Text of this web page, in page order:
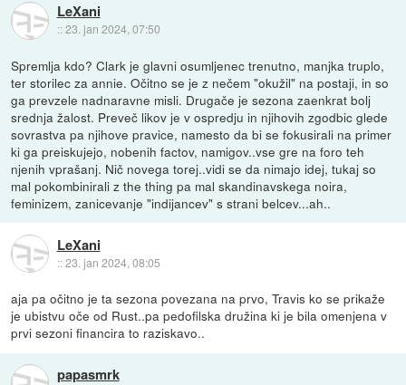
LeXani
::23. jan 2024, 07:50
Spremlja kdo? Clark je glavni osumljenec trenutno, manjka truplo,
ter storilec za annie. Očitno se je z nečem "okužil" na postaji, in so
ga prevzele nadnaravne misli. Drugače je sezona zaenkrat bolj
srednja žalost. Preveč likov je v ospredju in njihovih zgodbic glede
sovrastva pa njihove pravice, namesto da bi se fokusirali na primer
ki ga preiskujejo, nobenih factov, namigov..vse gre na foro teh
njenih vprašanj. Nič novega torej..vidi se da nimajo idej, tukaj so
mal pokombinirali z the thing pa mal skandinavskega noira,
feminizem, zanicevanje "indijancev" s strani belcev...ah..
LeXani
::23. jan 2024, 08:05
aja pa očitno je ta sezona povezana na prvo, Travis ko se prikaže
je ubistvu oče od Rust..pa pedofilska družina ki je bila omenjena v
prvi sezoni financira to raziskavo..
papasmrk